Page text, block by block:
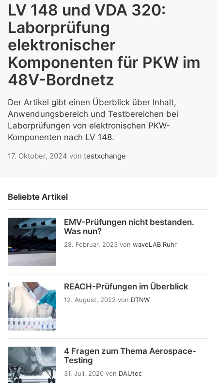
LV 148 und VDA 320:
Laborprüfung
elektronischer
Komponenten für PKW im
48V-Bordnetz
Der Artikel gibt einen Überblick über Inhalt,
Anwendungsbereich und Testbereichen bei
Laborprüfungen von elektronischen PKW-
Komponenten nach LV 148.
17. Oktober, 2024 von testxchange
Beliebte Artikel
EMV-Prüfungen nicht bestanden.
Was nun?
28. Februar, 2023 von waveLAB Ruhr
REACH-Prüfungen im Überblick
12. August, 2022 von DTNW
4 Fragen zum Thema Aerospace-
Testing
31. Juli, 2020 von DAUtec